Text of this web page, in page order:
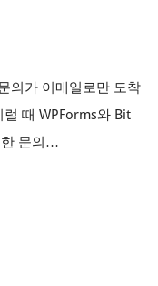
의가 이메일로만 도착
때 WPForms와 Bit
한 문의…